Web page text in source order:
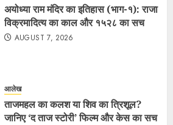
अयोध्या राम मंदिर का इतिहास (भाग-१): राजा
विक्रमादित्य का काल और १५२८ का सच
AUGUST 7, 2026
आलेख
ताजमहल का कलश या शिव का त्रिशूल?
जानिए ‘द ताज स्टोरी’ फिल्म और केस का सच